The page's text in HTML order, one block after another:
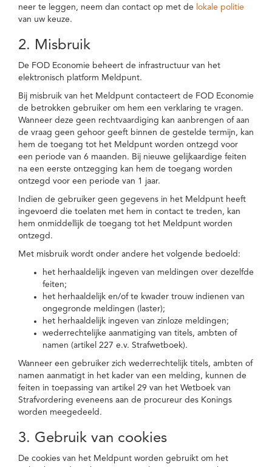
neer te leggen, neem dan contact op met de lokale politie
van uw keuze.
2. Misbruik
De FOD Economie beheert de infrastructuur van het
elektronisch platform Meldpunt.
Bij misbruik van het Meldpunt contacteert de FOD Economie
de betrokken gebruiker om hem een verklaring te vragen.
Wanneer deze geen rechtvaardiging kan aanbrengen of aan
de vraag geen gehoor geeft binnen de gestelde termijn, kan
hem de toegang tot het Meldpunt worden ontzegd voor
een periode van 6 maanden. Bij nieuwe gelijkaardige feiten
na een eerste ontzegging kan hem de toegang worden
ontzegd voor een periode van 1 jaar.
Indien de gebruiker geen gegevens in het Meldpunt heeft
ingevoerd die toelaten met hem in contact te treden, kan
hem onmiddellijk de toegang tot het Meldpunt worden
ontzegd.
Met misbruik wordt onder andere het volgende bedoeld:
het herhaaldelijk ingeven van meldingen over dezelfde
feiten;
het herhaaldelijk en/of te kwader trouw indienen van
ongegronde meldingen (laster);
het herhaaldelijk ingeven van zinloze meldingen;
wederrechtelijke aanmatiging van titels, ambten of
namen (artikel 227 e.v. Strafwetboek).
Wanneer een gebruiker zich wederrechtelijk titels, ambten of
namen aanmatigt in het kader van een melding, kunnen de
feiten in toepassing van artikel 29 van het Wetboek van
Strafvordering eveneens aan de procureur des Konings
worden meegedeeld.
3. Gebruik van cookies
De cookies van het Meldpunt worden gebruikt om het